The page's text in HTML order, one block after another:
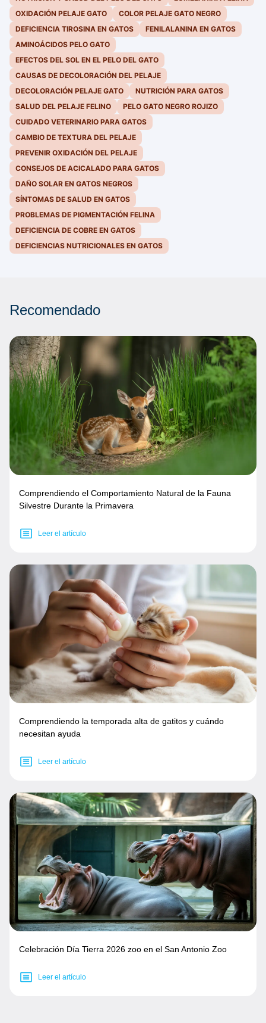
OXIDACIÓN PELAJE GATO
COLOR PELAJE GATO NEGRO
DEFICIENCIA TIROSINA EN GATOS
FENILALANINA EN GATOS
AMINOÁCIDOS PELO GATO
EFECTOS DEL SOL EN EL PELO DEL GATO
CAUSAS DE DECOLORACIÓN DEL PELAJE
DECOLORACIÓN PELAJE GATO
NUTRICIÓN PARA GATOS
SALUD DEL PELAJE FELINO
PELO GATO NEGRO ROJIZO
CUIDADO VETERINARIO PARA GATOS
CAMBIO DE TEXTURA DEL PELAJE
PREVENIR OXIDACIÓN DEL PELAJE
CONSEJOS DE ACICALADO PARA GATOS
DAÑO SOLAR EN GATOS NEGROS
SÍNTOMAS DE SALUD EN GATOS
PROBLEMAS DE PIGMENTACIÓN FELINA
DEFICIENCIA DE COBRE EN GATOS
DEFICIENCIAS NUTRICIONALES EN GATOS
Recomendado
Comprendiendo el Comportamiento Natural de la Fauna
Silvestre Durante la Primavera
Leer el artículo
Comprendiendo la temporada alta de gatitos y cuándo
necesitan ayuda
Leer el artículo
Celebración Día Tierra 2026 zoo en el San Antonio Zoo
Leer el artículo